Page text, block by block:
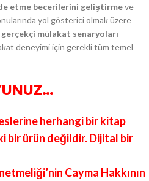
etme becerilerini geliştirmeve
yol gösterici olmak üzere
gerçekçi mülakat senaryoları
deneyimi için gerekli tüm temel
herhangi bir kitap
bir ürün değildir. Dijital bir
Cayma Hakkının